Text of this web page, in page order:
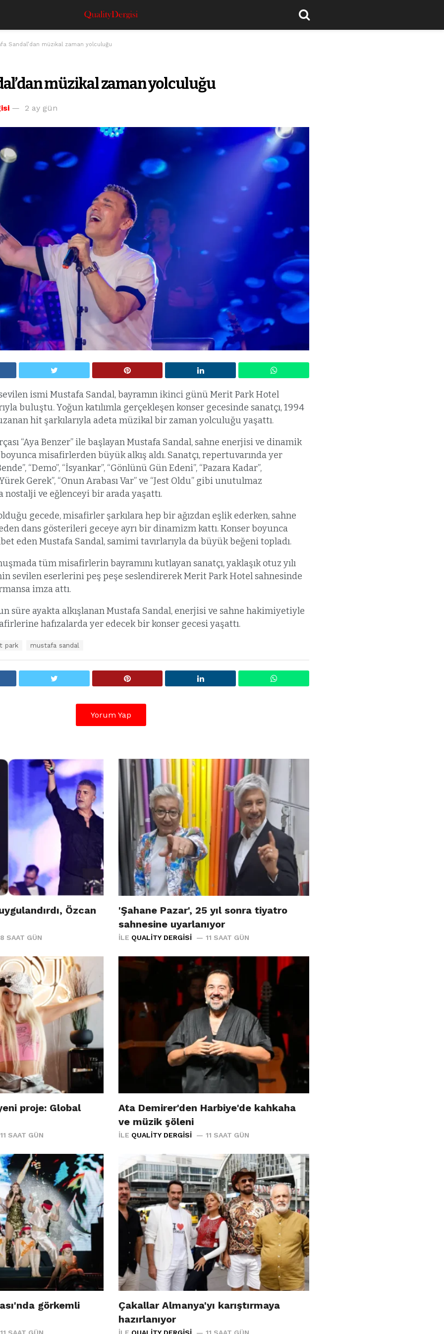
Sandal’dan müzikal zaman yolculuğu
müzikal zaman yolculuğu
2 ay gün
ismi Mustafa Sandal, bayramın ikinci günü Merit Park Hotel
buluştu. Yoğun katılımla gerçekleşen konser gecesinde sanatçı, 1994
hit şarkılarıyla adeta müzikal bir zaman yolculuğu yaşattı.
“Aya Benzer” ile başlayan Mustafa Sandal, sahne enerjisi ve dinamik
misafirlerden büyük alkış aldı. Sanatçı, repertuvarında yer
“Demo”, “İsyankar”, “Gönlünü Gün Edeni”, “Pazara Kadar”,
Gerek”, “Onun Arabası Var” ve “Jest Oldu” gibi unutulmaz
nostalji ve eğlenceyi bir arada yaşattı.
gecede, misafirler şarkılara hep bir ağızdan eşlik ederken, sahne
dans gösterileri geceye ayrı bir dinamizm kattı. Konser boyunca
eden Mustafa Sandal, samimi tavırlarıyla da büyük beğeni topladı.
tüm misafirlerin bayramını kutlayan sanatçı, yaklaşık otuz yılı
sevilen eserlerini peş peşe seslendirerek Merit Park Hotel sahnesinde
imza attı.
süre ayakta alkışlanan Mustafa Sandal, enerjisi ve sahne hakimiyetiyle
hafızalarda yer edecek bir konser gecesi yaşattı.
park mustafa sandal
Yorum Yap
Özcan
8 SAAT GÜN
'Şahane Pazar', 25 yıl sonra tiyatro
sahnesine uyarlanıyor
İLE QUALITY DERGISI 11 SAAT GÜN
proje: Global
11 SAAT GÜN
Ata Demirer'den Harbiye'de kahkaha
ve müzik şöleni
İLE QUALITY DERGISI 11 SAAT GÜN
görkemli
Çakallar Almanya'yı karıştırmaya
hazırlanıyor